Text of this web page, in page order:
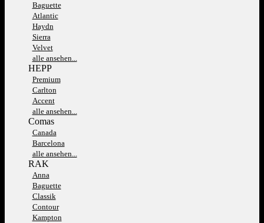
Baguette
Atlantic
Haydn
Sierra
Velvet
alle ansehen...
HEPP
Premium
Carlton
Accent
alle ansehen...
Comas
Canada
Barcelona
alle ansehen...
RAK
Anna
Baguette
Classik
Contour
Kampton